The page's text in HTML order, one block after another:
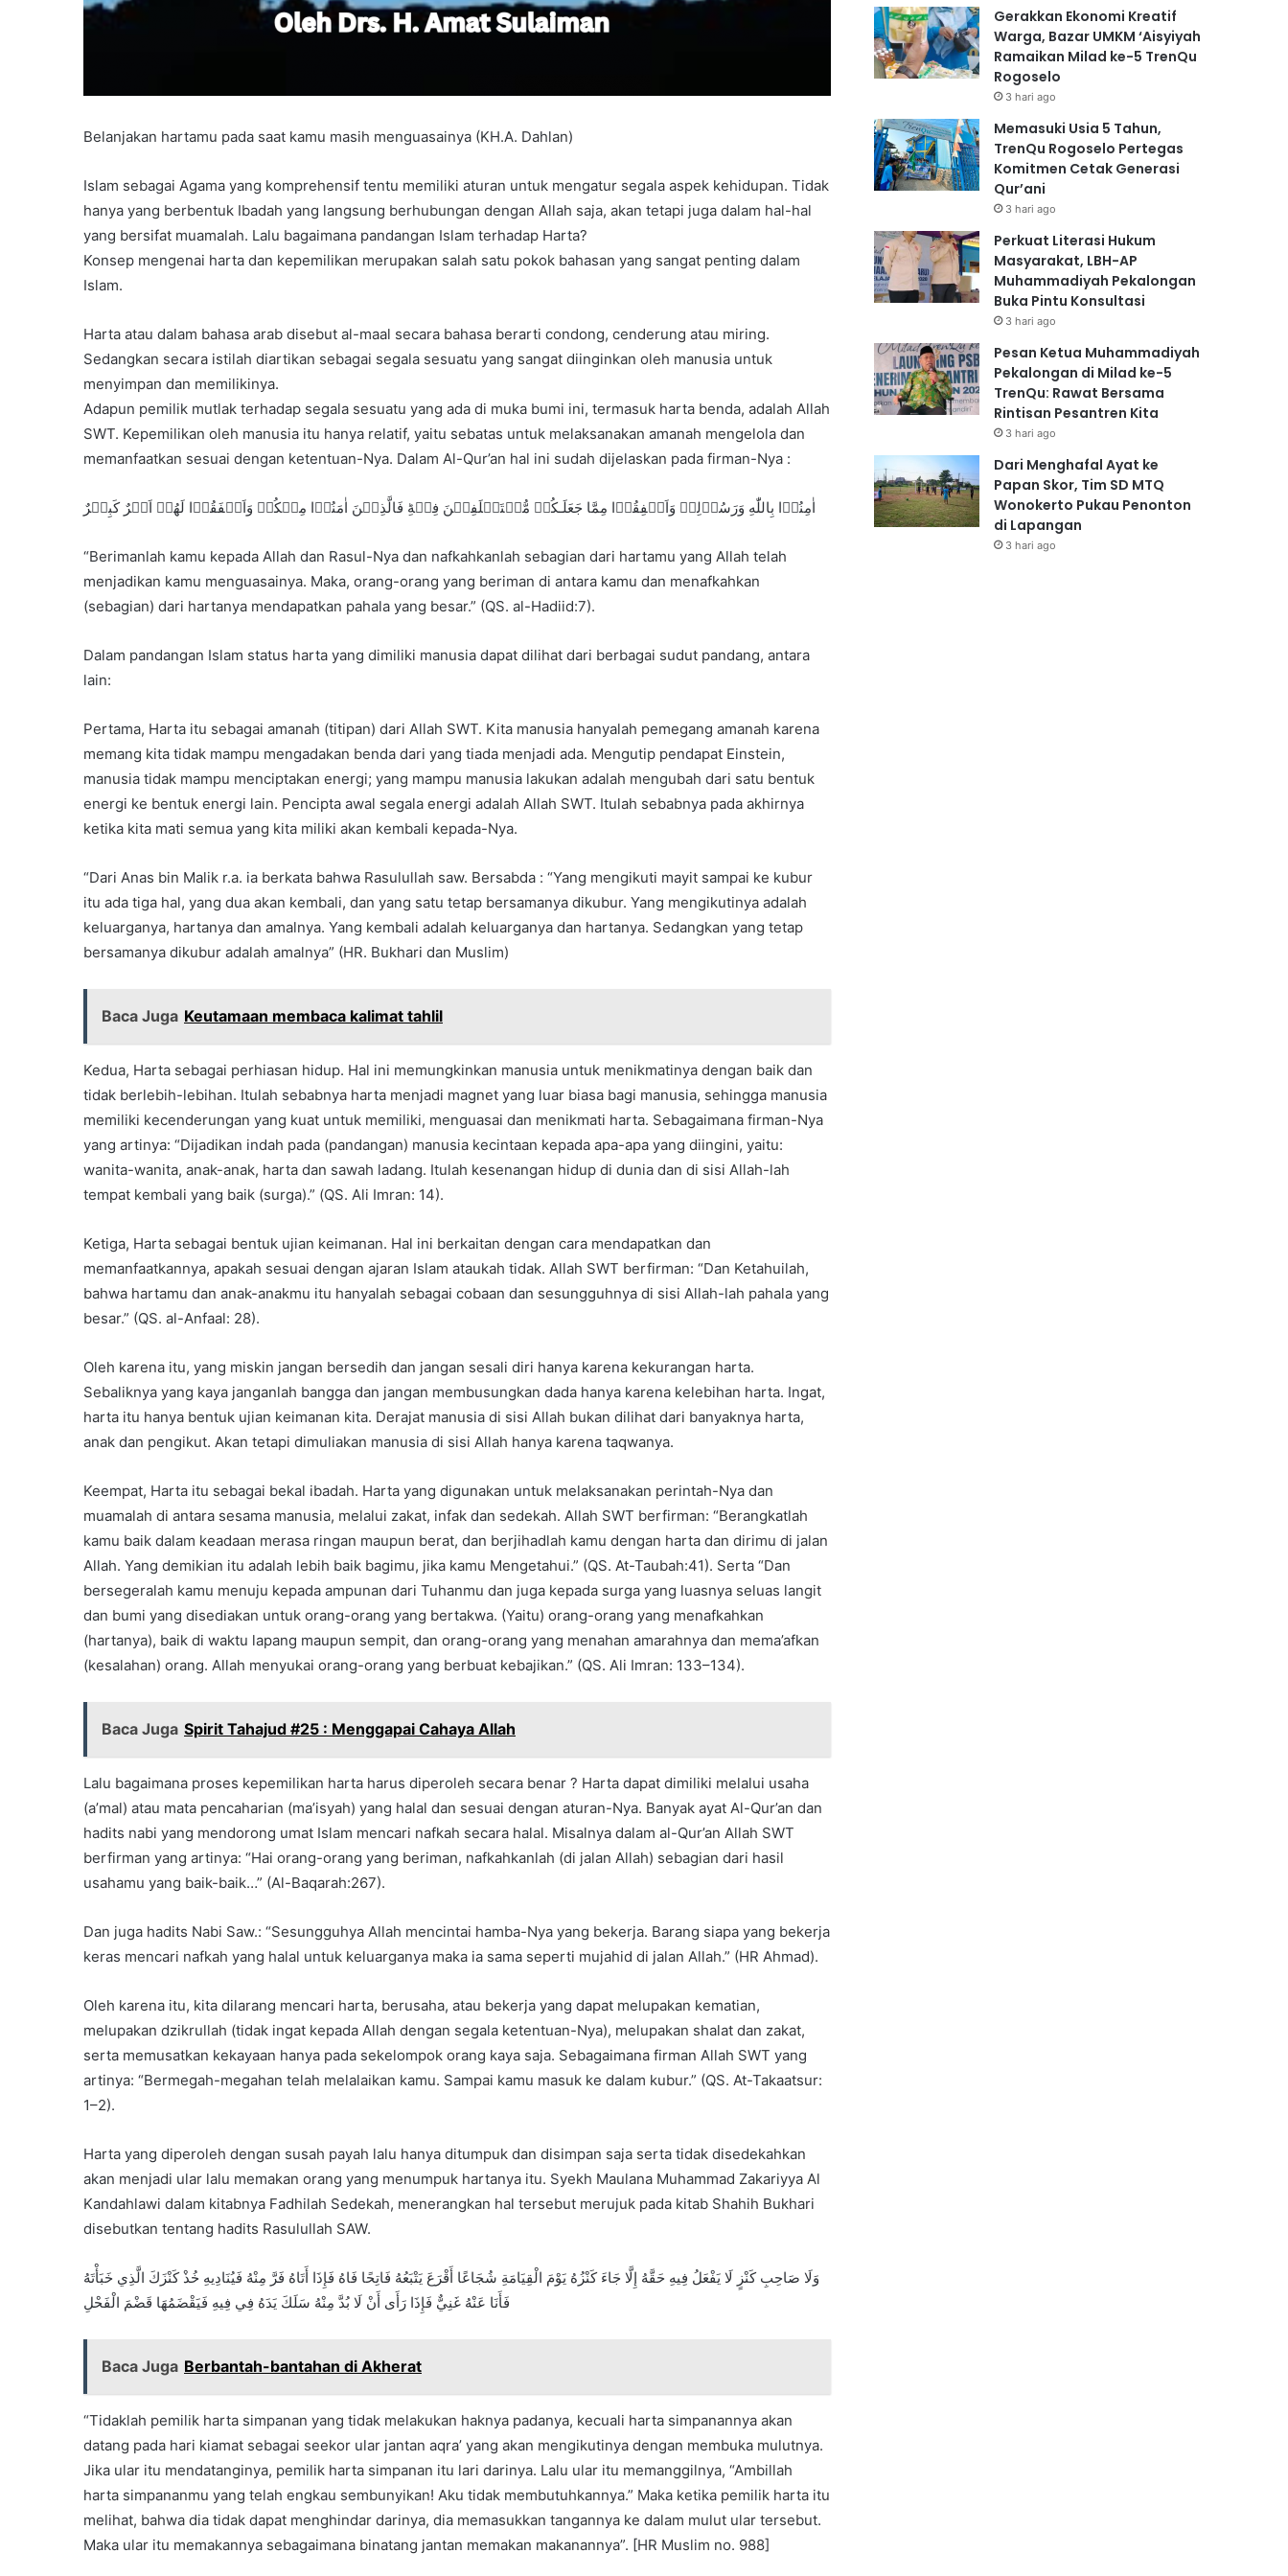
Belanjakan hartamu pada saat kamu masih menguasainya (KH.A. Dahlan)
Islam sebagai Agama yang komprehensif tentu memiliki aturan untuk mengatur segala aspek kehidupan. Tidak
hanya yang berbentuk Ibadah yang langsung berhubungan dengan Allah saja, akan tetapi juga dalam hal-hal
yang bersifat muamalah. Lalu bagaimana pandangan Islam terhadap Harta?
Konsep mengenai harta dan kepemilikan merupakan salah satu pokok bahasan yang sangat penting dalam
Islam.
Harta atau dalam bahasa arab disebut al-maal secara bahasa berarti condong, cenderung atau miring.
Sedangkan secara istilah diartikan sebagai segala sesuatu yang sangat diinginkan oleh manusia untuk
menyimpan dan memilikinya.
Adapun pemilik mutlak terhadap segala sesuatu yang ada di muka bumi ini, termasuk harta benda, adalah Allah
SWT. Kepemilikan oleh manusia itu hanya relatif, yaitu sebatas untuk melaksanakan amanah mengelola dan
memanfaatkan sesuai dengan ketentuan-Nya. Dalam Al-Qur’an hal ini sudah dijelaskan pada firman-Nya :
اٰمِنُوۡا بِاللّٰهِ وَرَسُوۡلِهٖ وَاَنۡفِقُوۡا مِمَّا جَعَلَـكُمۡ مُّسۡتَخۡلَفِيۡنَ فِيۡهِ‌ؕ فَالَّذِيۡنَ اٰمَنُوۡا مِنۡكُمۡ وَاَنۡفَقُوۡا لَهُمۡ اَجۡرٌ كَبِيۡرٌ
“Berimanlah kamu kepada Allah dan Rasul-Nya dan nafkahkanlah sebagian dari hartamu yang Allah telah
menjadikan kamu menguasainya. Maka, orang-orang yang beriman di antara kamu dan menafkahkan
(sebagian) dari hartanya mendapatkan pahala yang besar.” (QS. al-Hadiid:7).
Dalam pandangan Islam status harta yang dimiliki manusia dapat dilihat dari berbagai sudut pandang, antara
lain:
Pertama, Harta itu sebagai amanah (titipan) dari Allah SWT. Kita manusia hanyalah pemegang amanah karena
memang kita tidak mampu mengadakan benda dari yang tiada menjadi ada. Mengutip pendapat Einstein,
manusia tidak mampu menciptakan energi; yang mampu manusia lakukan adalah mengubah dari satu bentuk
energi ke bentuk energi lain. Pencipta awal segala energi adalah Allah SWT. Itulah sebabnya pada akhirnya
ketika kita mati semua yang kita miliki akan kembali kepada-Nya.
“Dari Anas bin Malik r.a. ia berkata bahwa Rasulullah saw. Bersabda : “Yang mengikuti mayit sampai ke kubur
itu ada tiga hal, yang dua akan kembali, dan yang satu tetap bersamanya dikubur. Yang mengikutinya adalah
keluarganya, hartanya dan amalnya. Yang kembali adalah keluarganya dan hartanya. Sedangkan yang tetap
bersamanya dikubur adalah amalnya” (HR. Bukhari dan Muslim)
Baca Juga Keutamaan membaca kalimat tahlil
Kedua, Harta sebagai perhiasan hidup. Hal ini memungkinkan manusia untuk menikmatinya dengan baik dan
tidak berlebih-lebihan. Itulah sebabnya harta menjadi magnet yang luar biasa bagi manusia, sehingga manusia
memiliki kecenderungan yang kuat untuk memiliki, menguasai dan menikmati harta. Sebagaimana firman-Nya
yang artinya: “Dijadikan indah pada (pandangan) manusia kecintaan kepada apa-apa yang diingini, yaitu:
wanita-wanita, anak-anak, harta dan sawah ladang. Itulah kesenangan hidup di dunia dan di sisi Allah-lah
tempat kembali yang baik (surga).” (QS. Ali Imran: 14).
Ketiga, Harta sebagai bentuk ujian keimanan. Hal ini berkaitan dengan cara mendapatkan dan
memanfaatkannya, apakah sesuai dengan ajaran Islam ataukah tidak. Allah SWT berfirman: “Dan Ketahuilah,
bahwa hartamu dan anak-anakmu itu hanyalah sebagai cobaan dan sesungguhnya di sisi Allah-lah pahala yang
besar.” (QS. al-Anfaal: 28).
Oleh karena itu, yang miskin jangan bersedih dan jangan sesali diri hanya karena kekurangan harta.
Sebaliknya yang kaya janganlah bangga dan jangan membusungkan dada hanya karena kelebihan harta. Ingat,
harta itu hanya bentuk ujian keimanan kita. Derajat manusia di sisi Allah bukan dilihat dari banyaknya harta,
anak dan pengikut. Akan tetapi dimuliakan manusia di sisi Allah hanya karena taqwanya.
Keempat, Harta itu sebagai bekal ibadah. Harta yang digunakan untuk melaksanakan perintah-Nya dan
muamalah di antara sesama manusia, melalui zakat, infak dan sedekah. Allah SWT berfirman: “Berangkatlah
kamu baik dalam keadaan merasa ringan maupun berat, dan berjihadlah kamu dengan harta dan dirimu di jalan
Allah. Yang demikian itu adalah lebih baik bagimu, jika kamu Mengetahui.” (QS. At-Taubah:41). Serta “Dan
bersegeralah kamu menuju kepada ampunan dari Tuhanmu dan juga kepada surga yang luasnya seluas langit
dan bumi yang disediakan untuk orang-orang yang bertakwa. (Yaitu) orang-orang yang menafkahkan
(hartanya), baik di waktu lapang maupun sempit, dan orang-orang yang menahan amarahnya dan mema’afkan
(kesalahan) orang. Allah menyukai orang-orang yang berbuat kebajikan.” (QS. Ali Imran: 133–134).
Baca Juga Spirit Tahajud #25 : Menggapai Cahaya Allah
Lalu bagaimana proses kepemilikan harta harus diperoleh secara benar ? Harta dapat dimiliki melalui usaha
(a’mal) atau mata pencaharian (ma’isyah) yang halal dan sesuai dengan aturan-Nya. Banyak ayat Al-Qur’an dan
hadits nabi yang mendorong umat Islam mencari nafkah secara halal. Misalnya dalam al-Qur’an Allah SWT
berfirman yang artinya: “Hai orang-orang yang beriman, nafkahkanlah (di jalan Allah) sebagian dari hasil
usahamu yang baik-baik…” (Al-Baqarah:267).
Dan juga hadits Nabi Saw.: “Sesungguhya Allah mencintai hamba-Nya yang bekerja. Barang siapa yang bekerja
keras mencari nafkah yang halal untuk keluarganya maka ia sama seperti mujahid di jalan Allah.” (HR Ahmad).
Oleh karena itu, kita dilarang mencari harta, berusaha, atau bekerja yang dapat melupakan kematian,
melupakan dzikrullah (tidak ingat kepada Allah dengan segala ketentuan-Nya), melupakan shalat dan zakat,
serta memusatkan kekayaan hanya pada sekelompok orang kaya saja. Sebagaimana firman Allah SWT yang
artinya: “Bermegah-megahan telah melalaikan kamu. Sampai kamu masuk ke dalam kubur.” (QS. At-Takaatsur:
1–2).
Harta yang diperoleh dengan susah payah lalu hanya ditumpuk dan disimpan saja serta tidak disedekahkan
akan menjadi ular lalu memakan orang yang menumpuk hartanya itu. Syekh Maulana Muhammad Zakariyya Al
Kandahlawi dalam kitabnya Fadhilah Sedekah, menerangkan hal tersebut merujuk pada kitab Shahih Bukhari
disebutkan tentang hadits Rasulullah SAW.
وَلَا صَاحِبِ كَنْزٍ لَا يَفْعَلُ فِيهِ حَقَّهُ إِلَّا جَاءَ كَنْزُهُ يَوْمَ الْقِيَامَةِ شُجَاعًا أَقْرَعَ يَتْبَعُهُ فَاتِحًا فَاهُ فَإِذَا أَتَاهُ فَرَّ مِنْهُ فَيُنَادِيهِ خُذْ كَنْزَكَ الَّذِي خَبَأْتَهُ
فَأَنَا عَنْهُ غَنِيٌّ فَإِذَا رَأَى أَنْ لَا بُدَّ مِنْهُ سَلَكَ يَدَهُ فِي فِيهِ فَيَقْضَمُهَا قَضْمَ الْفَحْلِ
Baca Juga Berbantah-bantahan di Akherat
“Tidaklah pemilik harta simpanan yang tidak melakukan haknya padanya, kecuali harta simpanannya akan
datang pada hari kiamat sebagai seekor ular jantan aqra’ yang akan mengikutinya dengan membuka mulutnya.
Jika ular itu mendatanginya, pemilik harta simpanan itu lari darinya. Lalu ular itu memanggilnya, “Ambillah
harta simpananmu yang telah engkau sembunyikan! Aku tidak membutuhkannya.” Maka ketika pemilik harta itu
melihat, bahwa dia tidak dapat menghindar darinya, dia memasukkan tangannya ke dalam mulut ular tersebut.
Maka ular itu memakannya sebagaimana binatang jantan memakan makanannya”. [HR Muslim no. 988]
Gerakkan Ekonomi Kreatif
Warga, Bazar UMKM ‘Aisyiyah
Ramaikan Milad ke-5 TrenQu
Rogoselo
3 hari ago
Memasuki Usia 5 Tahun,
TrenQu Rogoselo Pertegas
Komitmen Cetak Generasi
Qur’ani
3 hari ago
Perkuat Literasi Hukum
Masyarakat, LBH-AP
Muhammadiyah Pekalongan
Buka Pintu Konsultasi
3 hari ago
Pesan Ketua Muhammadiyah
Pekalongan di Milad ke-5
TrenQu: Rawat Bersama
Rintisan Pesantren Kita
3 hari ago
Dari Menghafal Ayat ke
Papan Skor, Tim SD MTQ
Wonokerto Pukau Penonton
di Lapangan
3 hari ago